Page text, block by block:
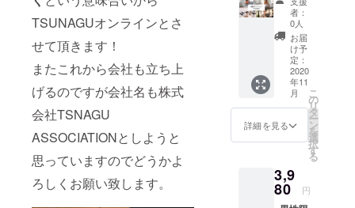
TSUNAGUオンラインとさ
せて頂きます！
またこれから会社も立ち上
げるのですが会社名も株式
会社TSNAGU
ASSOCIATIONとしようと
思っていますのでどうかよ
ろしくお願い致します。
ポート
（当社
婚活サ
イト利
用）1ヶ
月3980
円を2ヶ
月利用
可能
（実質
75%off
セラー
（恋の
応援企
者：
0人
お届
け予
定：
2020
年11
月
詳細を見る
こ
の
リ
タ
ー
ン
を
選
択
す
る
3,9
80 円